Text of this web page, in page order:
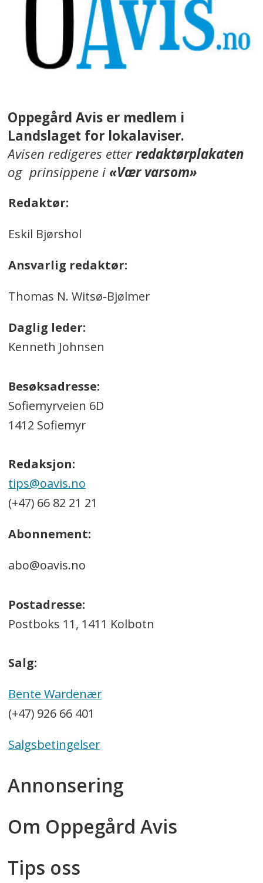
Oppegård Avis er medlem i
Landslaget for lokalaviser.
Avisen redigeres etterredaktørplakaten
og prinsippene i«Vær varsom»
Redaktør:
Eskil Bjørshol
Ansvarlig redaktør:
Thomas N. Witsø-Bjølmer
Daglig leder:
Kenneth Johnsen
Besøksadresse:
Sofiemyrveien 6D
1412 Sofiemyr
Redaksjon:
tips@oavis.no
(+47) 66 82 21 21
Abonnement:
abo@oavis.no
Postadresse:
Postboks 11, 1411 Kolbotn
Salg:
Bente Wardenær
(+47) 926 66 401
Salgsbetingelser
Annonsering
Om Oppegård Avis
Tips oss